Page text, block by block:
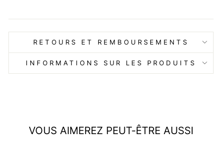
RETOURS ET REMBOURSEMENTS
INFORMATIONS SUR LES PRODUITS
VOUS AIMEREZ PEUT-ÊTRE AUSSI